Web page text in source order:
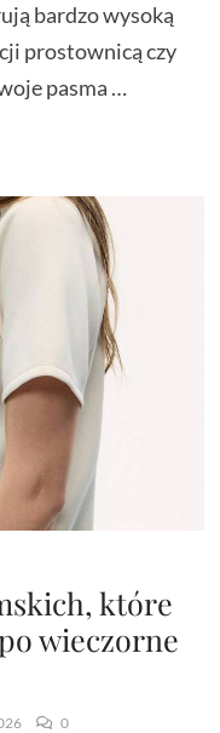
bardzo wysoką
prostownicą czy
pasma …
które
wieczorne
0